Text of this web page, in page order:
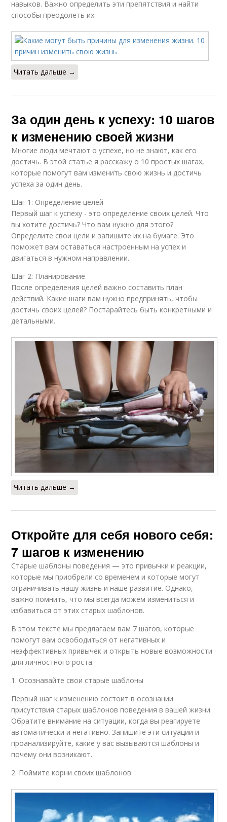
навыков. Важно определить эти препятствия и найти
способы преодолеть их.
Читать дальше →
За один день к успеху: 10 шагов
к изменению своей жизни
Многие люди мечтают о успехе, но не знают, как его
достичь. В этой статье я расскажу о 10 простых шагах,
которые помогут вам изменить свою жизнь и достичь
успеха за один день.
Шаг 1: Определение целей
Первый шаг к успеху - это определение своих целей. Что
вы хотите достичь? Что вам нужно для этого?
Определите свои цели и запишите их на бумаге. Это
поможет вам оставаться настроенным на успех и
двигаться в нужном направлении.
Шаг 2: Планирование
После определения целей важно составить план
действий. Какие шаги вам нужно предпринять, чтобы
достичь своих целей? Постарайтесь быть конкретными и
детальными.
Читать дальше →
Откройте для себя нового себя:
7 шагов к изменению
Старые шаблоны поведения — это привычки и реакции,
которые мы приобрели со временем и которые могут
ограничивать нашу жизнь и наше развитие. Однако,
важно помнить, что мы всегда можем измениться и
избавиться от этих старых шаблонов.
В этом тексте мы предлагаем вам 7 шагов, которые
помогут вам освободиться от негативных и
неэффективных привычек и открыть новые возможности
для личностного роста.
1. Осознавайте свои старые шаблоны
Первый шаг к изменению состоит в осознании
присутствия старых шаблонов поведения в вашей жизни.
Обратите внимание на ситуации, когда вы реагируете
автоматически и негативно. Запишите эти ситуации и
проанализируйте, какие у вас вызываются шаблоны и
почему они возникают.
2. Поймите корни своих шаблонов